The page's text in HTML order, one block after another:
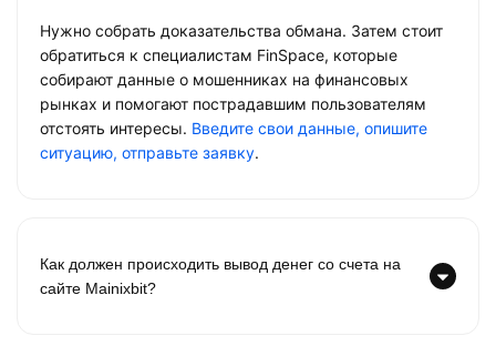
Нужно собрать доказательства обмана. Затем стоит
обратиться к специалистам FinSpace, которые
собирают данные о мошенниках на финансовых
рынках и помогают пострадавшим пользователям
отстоять интересы. Введите свои данные, опишите
ситуацию, отправьте заявку.
Как должен происходить вывод денег со счета на
сайте Mainixbit?